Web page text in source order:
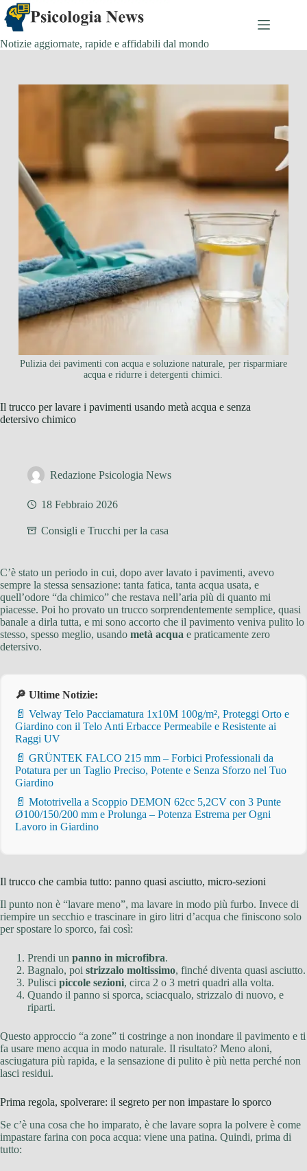
Salta
al
contenuto
Notizie aggiornate, rapide e affidabili dal mondo
Pulizia dei pavimenti con acqua e soluzione naturale, per risparmiare
acqua e ridurre i detergenti chimici.
Il trucco per lavare i pavimenti usando metà acqua e senza
detersivo chimico
Redazione Psicologia News
18 Febbraio 2026
Consigli e Trucchi per la casa
C’è stato un periodo in cui, dopo aver lavato i pavimenti, avevo
sempre la stessa sensazione: tanta fatica, tanta acqua usata, e
quell’odore “da chimico” che restava nell’aria più di quanto mi
piacesse. Poi ho provato un trucco sorprendentemente semplice, quasi
banale a dirla tutta, e mi sono accorto che il pavimento veniva pulito lo
stesso, spesso meglio, usando metà acqua e praticamente zero
detersivo.
🔎 Ultime Notizie:
📄 Velway Telo Pacciamatura 1x10M 100g/m², Proteggi Orto e
Giardino con il Telo Anti Erbacce Permeabile e Resistente ai
Raggi UV
📄 GRÜNTEK FALCO 215 mm – Forbici Professionali da
Potatura per un Taglio Preciso, Potente e Senza Sforzo nel Tuo
Giardino
📄 Mototrivella a Scoppio DEMON 62cc 5,2CV con 3 Punte
Ø100/150/200 mm e Prolunga – Potenza Estrema per Ogni
Lavoro in Giardino
Il trucco che cambia tutto: panno quasi asciutto, micro-sezioni
Il punto non è “lavare meno”, ma lavare in modo più furbo. Invece di
riempire un secchio e trascinare in giro litri d’acqua che finiscono solo
per spostare lo sporco, fai così:
Prendi un panno in microfibra.
Bagnalo, poi strizzalo moltissimo, finché diventa quasi asciutto.
Pulisci piccole sezioni, circa 2 o 3 metri quadri alla volta.
Quando il panno si sporca, sciacqualo, strizzalo di nuovo, e
riparti.
Questo approccio “a zone” ti costringe a non inondare il pavimento e ti
fa usare meno acqua in modo naturale. Il risultato? Meno aloni,
asciugatura più rapida, e la sensazione di pulito è più netta perché non
lasci residui.
Prima regola, spolverare: il segreto per non impastare lo sporco
Se c’è una cosa che ho imparato, è che lavare sopra la polvere è come
impastare farina con poca acqua: viene una patina. Quindi, prima di
tutto: